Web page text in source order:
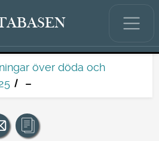
över döda och
–